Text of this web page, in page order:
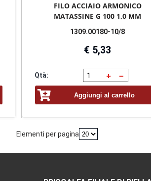
FILO ACCIAIO ARMONICO
MATASSINE G 100 1,0 MM
1309.00180-10/8
€ 5,33
Qtà:
Aggiungi al carrello
Elementi per pagina